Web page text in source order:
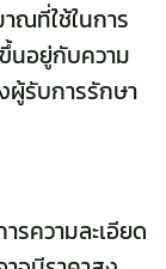
ณที่ใช้ในการ
นอยู่กับความ
ผู้รับการรักษา
รความละเอียด